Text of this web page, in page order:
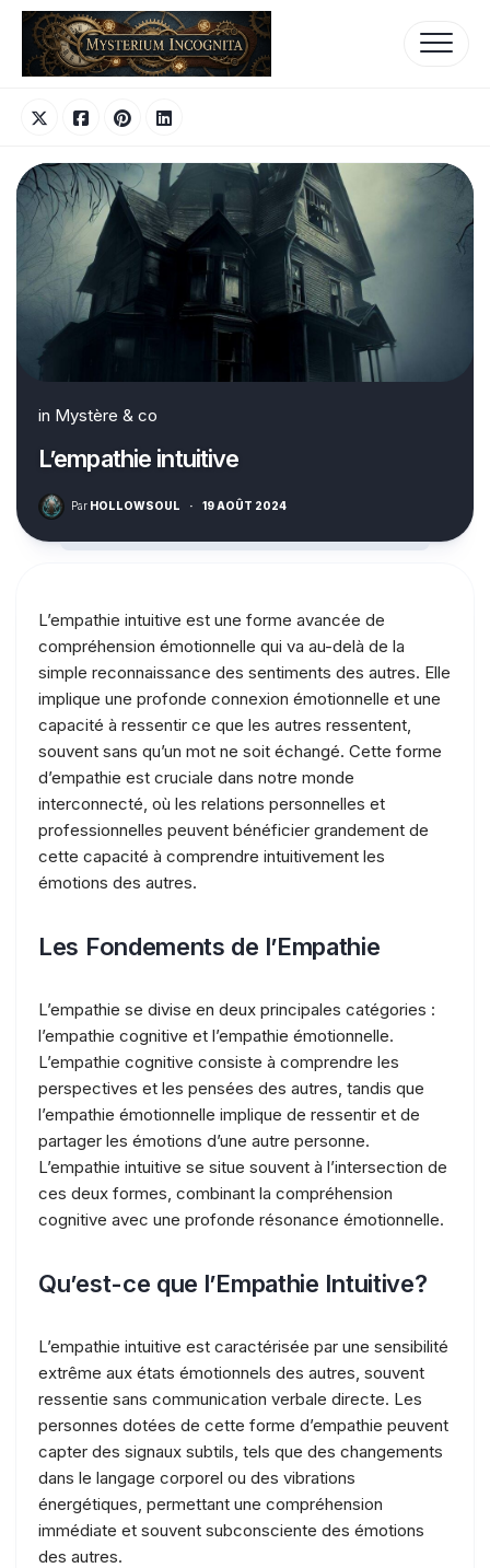
Skip
content
in Mystère & co
L’empathie intuitive
Par HOLLOWSOUL · 19 AOÛT 2024
L’empathie intuitive est une forme avancée de
compréhension émotionnelle qui va au-delà de la
simple reconnaissance des sentiments des autres. Elle
implique une profonde connexion émotionnelle et une
capacité à ressentir ce que les autres ressentent,
souvent sans qu’un mot ne soit échangé. Cette forme
d’empathie est cruciale dans notre monde
interconnecté, où les relations personnelles et
professionnelles peuvent bénéficier grandement de
cette capacité à comprendre intuitivement les
émotions des autres.
Les Fondements de l’Empathie
L’empathie se divise en deux principales catégories :
l’empathie cognitive et l’empathie émotionnelle.
L’empathie cognitive consiste à comprendre les
perspectives et les pensées des autres, tandis que
l’empathie émotionnelle implique de ressentir et de
partager les émotions d’une autre personne.
L’empathie intuitive se situe souvent à l’intersection de
ces deux formes, combinant la compréhension
cognitive avec une profonde résonance émotionnelle.
Qu’est-ce que l’Empathie Intuitive?
L’empathie intuitive est caractérisée par une sensibilité
extrême aux états émotionnels des autres, souvent
ressentie sans communication verbale directe. Les
personnes dotées de cette forme d’empathie peuvent
capter des signaux subtils, tels que des changements
dans le langage corporel ou des vibrations
énergétiques, permettant une compréhension
immédiate et souvent subconsciente des émotions
des autres.